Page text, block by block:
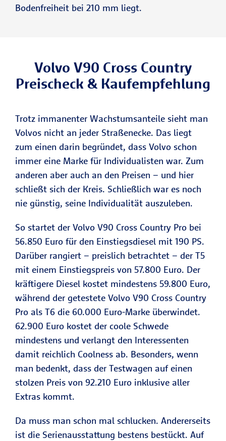
Bodenfreiheit bei 210 mm liegt.
Volvo V90 Cross Country
Preischeck & Kaufempfehlung
Trotz immanenter Wachstumsanteile sieht man
Volvos nicht an jeder Straßenecke. Das liegt
zum einen darin begründet, dass Volvo schon
immer eine Marke für Individualisten war. Zum
anderen aber auch an den Preisen – und hier
schließt sich der Kreis. Schließlich war es noch
nie günstig, seine Individualität auszuleben.
So startet der Volvo V90 Cross Country Pro bei
56.850 Euro für den Einstiegsdiesel mit 190 PS.
Darüber rangiert – preislich betrachtet – der T5
mit einem Einstiegspreis von 57.800 Euro. Der
kräftigere Diesel kostet mindestens 59.800 Euro,
während der getestete Volvo V90 Cross Country
Pro als T6 die 60.000 Euro-Marke überwindet.
62.900 Euro kostet der coole Schwede
mindestens und verlangt den Interessenten
damit reichlich Coolness ab. Besonders, wenn
man bedenkt, dass der Testwagen auf einen
stolzen Preis von 92.210 Euro inklusive aller
Extras kommt.
Da muss man schon mal schlucken. Andererseits
ist die Serienausstattung bestens bestückt. Auf